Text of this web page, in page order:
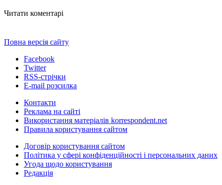
Читати коментарі
Повна версія сайту
Facebook
Twitter
RSS-стрічки
E-mail розсилка
Контакти
Реклама на сайті
Використання матеріалів korrespondent.net
Правила користування сайтом
Договір користування сайтом
Політика у сфері конфіденційності і персональних даних
Угода щодо користування
Редакція